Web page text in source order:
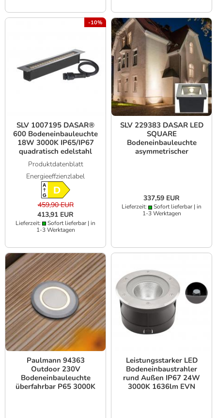
-10%
SLV 1007195 DASAR®
600 Bodeneinbauleuchte
18W 3000K IP65/IP67
quadratisch edelstahl
Produktdatenblatt
Energieeffzienzlabel
A
GD
459,90 EUR
413,91 EUR
Lieferzeit:
Sofort lieferbar | in
1-3 Werktagen
SLV 229383 DASAR LED
SQUARE
Bodeneinbauleuchte
asymmetrischer
337,59 EUR
Lieferzeit:
Sofort lieferbar | in
1-3 Werktagen
Paulmann 94363
Outdoor 230V
Bodeneinbauleuchte
überfahrbar P65 3000K
Leistungsstarker LED
Bodeneinbaustrahler
rund Außen IP67 24W
3000K 1636lm EVN